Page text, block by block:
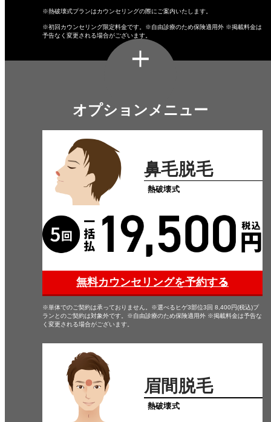
※熱破壊式プランはカウンセリングの際にご案内いたします。
※初回カウンセリング限定料金です。※自由診療のため保険適用外 ※掲載料金は
予告なく変更される場合がございます。
オプションメニュー
鼻毛脱毛
熱破壊式
無料カウンセリングを予約する
※単体でのご契約は承っておりません。※選べるヒゲ3部位3回 8,400円(税込)プ
ランとのご契約は対象外です。※自由診療のため保険適用外 ※掲載料金は予告な
く変更される場合がございます。
眉間脱毛
熱破壊式